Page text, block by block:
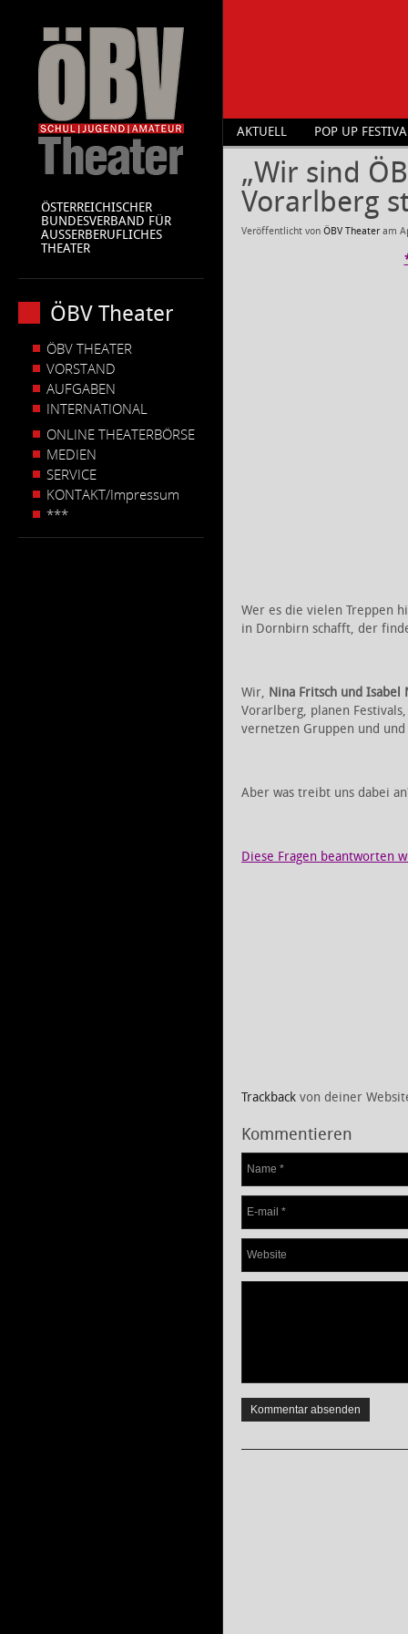
ÖSTERREICHISCHER
BUNDESVERBAND FÜR
AUSSERBERUFLICHES
THEATER
ÖBV Theater
ÖBV THEATER
VORSTAND
AUFGABEN
INTERNATIONAL
ONLINE THEATERBÖRSE
MEDIEN
SERVICE
KONTAKT/Impressum
***
AKTUELL POP UP
„Wir sind
Vorarlberg
Veröffentlicht von ÖBV Theater am
Wer es die vielen Treppen
in Dornbirn schafft, der
Wir, Nina Fritsch und Isabel
Vorarlberg, planen
vernetzen Gruppen und
Aber was treibt uns dabei
Diese Fragen beantworten
Trackback von deiner
Kommentieren